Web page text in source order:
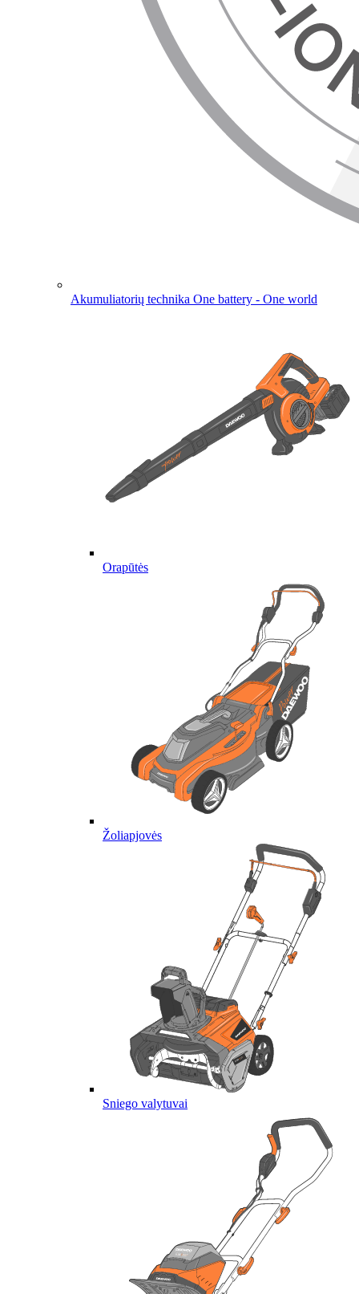
Akumuliatorių technika One battery - One world
Orapūtės
Žoliapjovės
Sniego valytuvai